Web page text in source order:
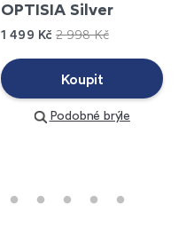
OPTISIA Silver
1 499 Kč2 998 Kč
Koupit
Podobné brýle